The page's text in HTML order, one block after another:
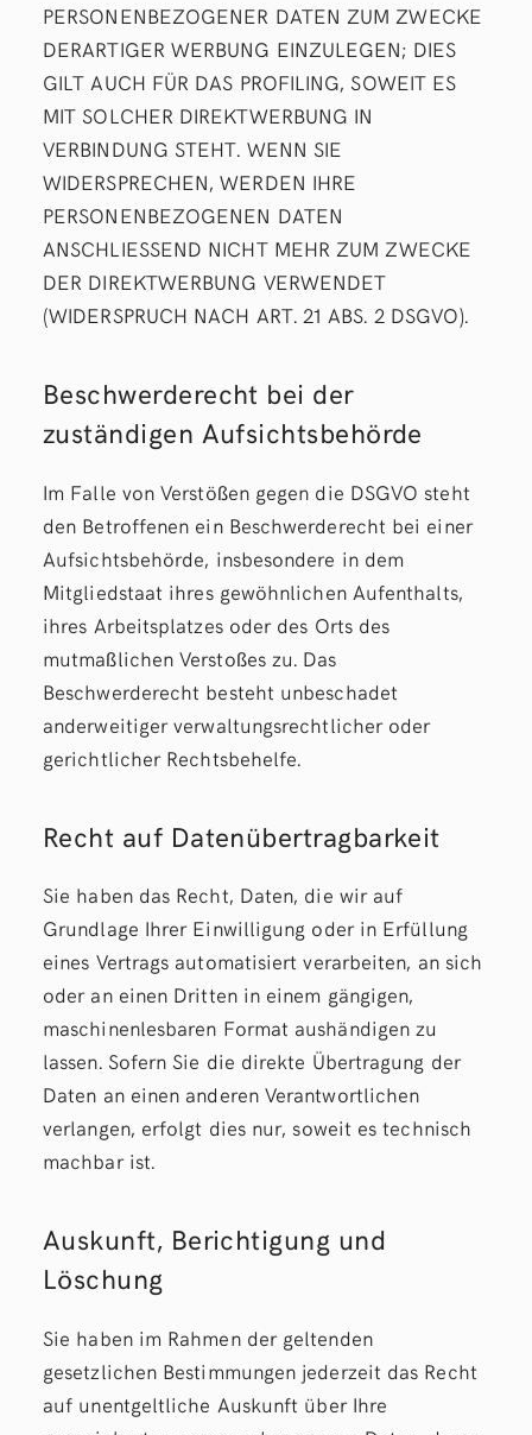
PERSONENBEZOGENER DATEN ZUM ZWECKE
DERARTIGER WERBUNG EINZULEGEN; DIES
GILT AUCH FÜR DAS PROFILING, SOWEIT ES
MIT SOLCHER DIREKTWERBUNG IN
VERBINDUNG STEHT. WENN SIE
WIDERSPRECHEN, WERDEN IHRE
PERSONENBEZOGENEN DATEN
ANSCHLIESSEND NICHT MEHR ZUM ZWECKE
DER DIREKTWERBUNG VERWENDET
(WIDERSPRUCH NACH ART. 21 ABS. 2 DSGVO).
Beschwerde­recht bei der
zuständigen Aufsichts­behörde
Im Falle von Verstößen gegen die DSGVO steht
den Betroffenen ein Beschwerderecht bei einer
Aufsichtsbehörde, insbesondere in dem
Mitgliedstaat ihres gewöhnlichen Aufenthalts,
ihres Arbeitsplatzes oder des Orts des
mutmaßlichen Verstoßes zu. Das
Beschwerderecht besteht unbeschadet
anderweitiger verwaltungsrechtlicher oder
gerichtlicher Rechtsbehelfe.
Recht auf Daten­übertrag­barkeit
Sie haben das Recht, Daten, die wir auf
Grundlage Ihrer Einwilligung oder in Erfüllung
eines Vertrags automatisiert verarbeiten, an sich
oder an einen Dritten in einem gängigen,
maschinenlesbaren Format aushändigen zu
lassen. Sofern Sie die direkte Übertragung der
Daten an einen anderen Verantwortlichen
verlangen, erfolgt dies nur, soweit es technisch
machbar ist.
Auskunft, Berichtigung und
Löschung
Sie haben im Rahmen der geltenden
gesetzlichen Bestimmungen jederzeit das Recht
auf unentgeltliche Auskunft über Ihre